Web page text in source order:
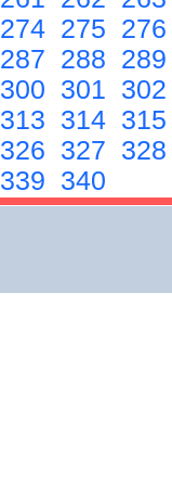
274 275
287 288
300 301
313 314
326 327
339 340